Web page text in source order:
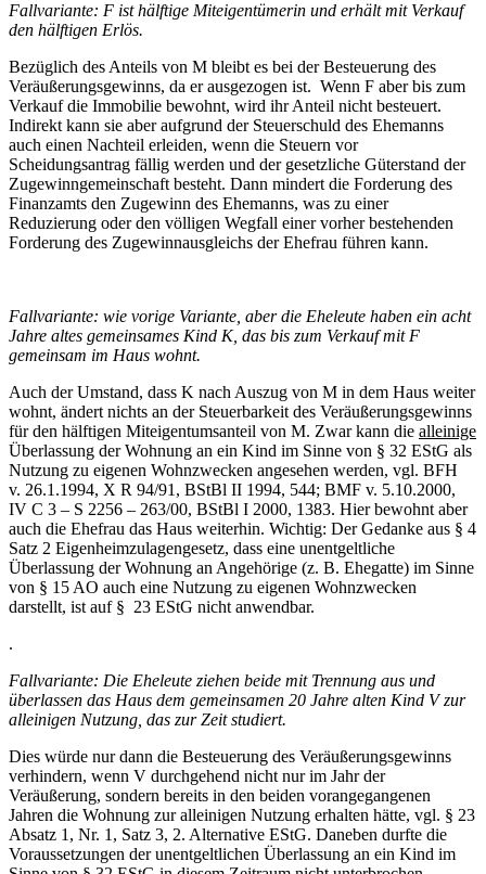
Fallvariante: F ist hälftige Miteigentümerin und erhält mit Verkauf
den hälftigen Erlös.
Bezüglich des Anteils von M bleibt es bei der Besteuerung des
Veräußerungsgewinns, da er ausgezogen ist. Wenn F aber bis zum
Verkauf die Immobilie bewohnt, wird ihr Anteil nicht besteuert.
Indirekt kann sie aber aufgrund der Steuerschuld des Ehemanns
auch einen Nachteil erleiden, wenn die Steuern vor
Scheidungsantrag fällig werden und der gesetzliche Güterstand der
Zugewinngemeinschaft besteht. Dann mindert die Forderung des
Finanzamts den Zugewinn des Ehemanns, was zu einer
Reduzierung oder den völligen Wegfall einer vorher bestehenden
Forderung des Zugewinnausgleichs der Ehefrau führen kann.
Fallvariante: wie vorige Variante, aber die Eheleute haben ein acht
Jahre altes gemeinsames Kind K, das bis zum Verkauf mit F
gemeinsam im Haus wohnt.
Auch der Umstand, dass K nach Auszug von M in dem Haus weiter
wohnt, ändert nichts an der Steuerbarkeit des Veräußerungsgewinns
für den hälftigen Miteigentumsanteil von M. Zwar kann die alleinige
Überlassung der Wohnung an ein Kind im Sinne von § 32 EStG als
Nutzung zu eigenen Wohnzwecken angesehen werden, vgl. BFH
v. 26.1.1994, X R 94/91, BStBl II 1994, 544; BMF v. 5.10.2000,
IV C 3 – S 2256 – 263/00, BStBl I 2000, 1383. Hier bewohnt aber
auch die Ehefrau das Haus weiterhin. Wichtig: Der Gedanke aus § 4
Satz 2 Eigenheimzulagengesetz, dass eine unentgeltliche
Überlassung der Wohnung an Angehörige (z. B. Ehegatte) im Sinne
von § 15 AO auch eine Nutzung zu eigenen Wohnzwecken
darstellt, ist auf § 23 EStG nicht anwendbar.
.
Fallvariante: Die Eheleute ziehen beide mit Trennung aus und
überlassen das Haus dem gemeinsamen 20 Jahre alten Kind V zur
alleinigen Nutzung, das zur Zeit studiert.
Dies würde nur dann die Besteuerung des Veräußerungsgewinns
verhindern, wenn V durchgehend nicht nur im Jahr der
Veräußerung, sondern bereits in den beiden vorangegangenen
Jahren die Wohnung zur alleinigen Nutzung erhalten hätte, vgl. § 23
Absatz 1, Nr. 1, Satz 3, 2. Alternative EStG. Daneben durfte die
Voraussetzungen der unentgeltlichen Überlassung an ein Kind im